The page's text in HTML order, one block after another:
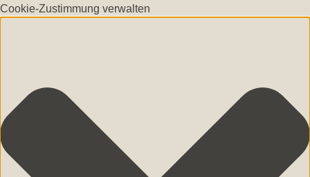
Cookie-Zustimmung verwalten